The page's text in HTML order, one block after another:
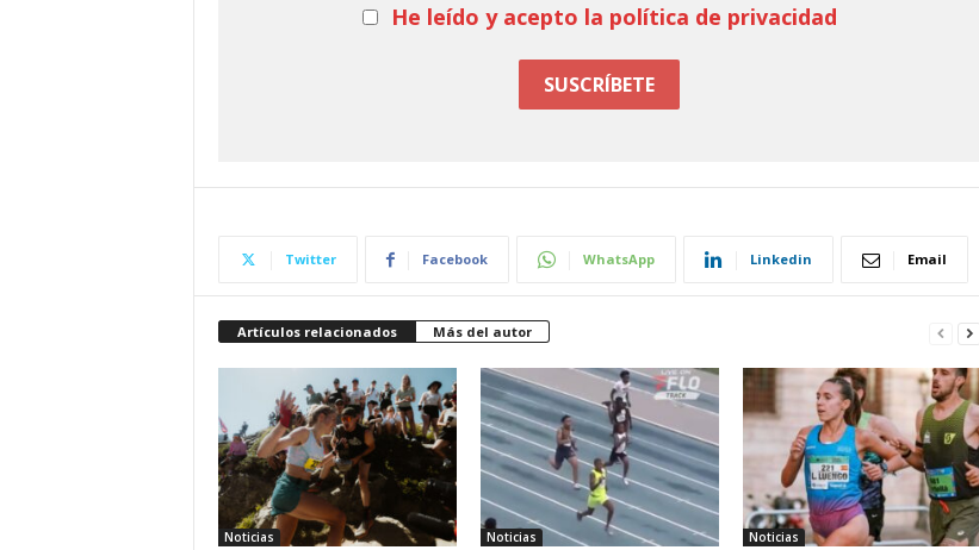
He leído y acepto la política de privacidad
Twitter Facebook WhatsApp Linkedin Email
Artículos relacionados Más del autor
Noticias Noticias Noticias